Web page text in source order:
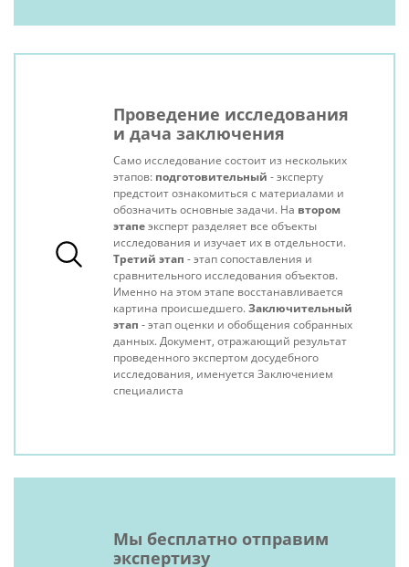
Проведение исследования
и дача заключения
Само исследование состоит из нескольких
этапов: подготовительный - эксперту
предстоит ознакомиться с материалами и
обозначить основные задачи. На втором
этапеэксперт разделяет все объекты
исследования и изучает их в отдельности.
Третий этап - этап сопоставления и
сравнительного исследования объектов.
Именно на этом этапе восстанавливается
картина происшедшего.Заключительный
этап - этап оценки и обобщения собранных
данных. Документ, отражающий результат
проведенного экспертом досудебного
исследования, именуется Заключением
специалиста
Мы бесплатно отправим
экспертизу